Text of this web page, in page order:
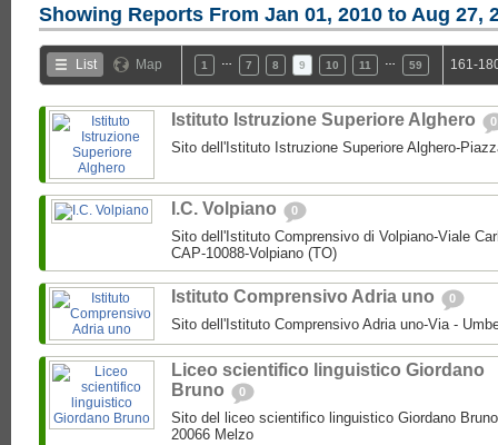
Showing Reports From Jan 01, 2010 to Aug 27,
List Map 1 7 8 9 10 11 59 161-
Istituto Istruzione Superiore Alghero 0
Sito dell'Istituto Istruzione Superiore Alghero-
I.C. Volpiano 0
Sito dell'Istituto Comprensivo di Volpiano-Viale
CAP-10088-Volpiano (TO)
Istituto Comprensivo Adria uno 0
Sito dell'Istituto Comprensivo Adria uno-Via -
Liceo scientifico linguistico Giordano
Bruno
0
Sito del liceo scientifico linguistico Giordano
20066 Melzo